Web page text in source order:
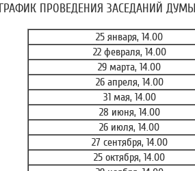
ГРАФИК ПРОВЕДЕНИЯ ЗАСЕДАНИЙ
25 января, 14.00
22 февраля, 14.00
29 марта, 14.00
26 апреля, 14.00
31 мая, 14.00
28 июня, 14.00
26 июля, 14.00
27 сентября, 14.00
25 октября, 14.00